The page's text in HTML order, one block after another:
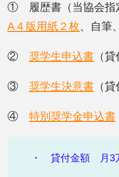
① 履歴書（当協会指
A４版用紙２枚、自筆
② 奨学生申込書 （
③ 奨学生決意書 （
④ 特別奨学金申込書
・ 貸付金額 月3